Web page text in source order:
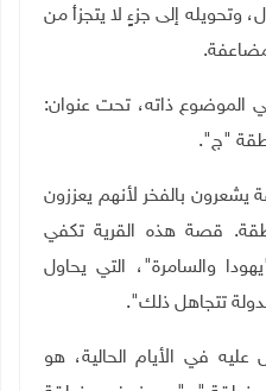
وتحويله إلى جزءٍ لا يتجزأ من
ذاته، تحت عنوان:
"ج".
بالفخر لأنهم يعززون
قصة هذه القرية تكفي
والسامرة"، التي يحاول
تتجاهل ذلك".
في الأيام الحالية، هو